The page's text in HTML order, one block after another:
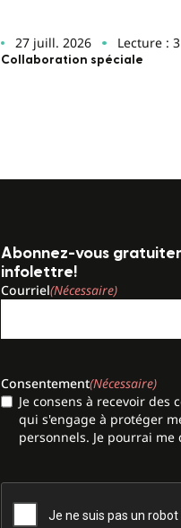
27 juill. 2026 Lecture :
Collaboration spéciale
Abonnez-vous
infolettre!
Courriel(Nécessaire)
Consentement(Nécessaire)
Je consens à recevoir des
qui s'engage à protéger
personnels. Je pourrai
CAPTCHA